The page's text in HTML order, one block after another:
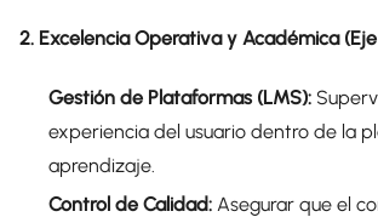
2. Excelencia Operativa y Académica
Gestión de Plataformas (LMS):
experiencia del usuario dentro de la
aprendizaje.
Control de Calidad: Asegurar que el